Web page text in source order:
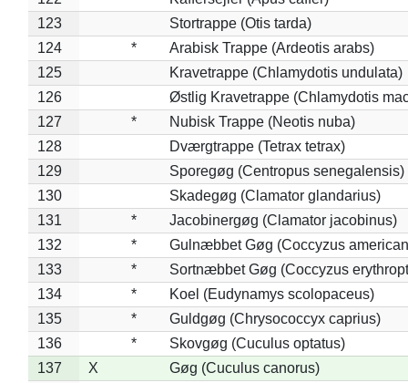
123
Stortrappe (Otis tarda)
124
*
Arabisk Trappe (Ardeotis arabs)
125
Kravetrappe (Chlamydotis undulata)
126
Østlig Kravetrappe (Chlamydotis
127
*
Nubisk Trappe (Neotis nuba)
128
Dværgtrappe (Tetrax tetrax)
129
Sporegøg (Centropus senegalensis)
130
Skadegøg (Clamator glandarius)
131
*
Jacobinergøg (Clamator jacobinus)
132
*
Gulnæbbet Gøg (Coccyzus
133
*
Sortnæbbet Gøg (Coccyzus
134
*
Koel (Eudynamys scolopaceus)
135
*
Guldgøg (Chrysococcyx caprius)
136
*
Skovgøg (Cuculus optatus)
137
X
Gøg (Cuculus canorus)